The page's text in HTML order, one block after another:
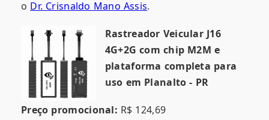
o Dr. Crisnaldo Mano Assis.
Rastreador Veicular J16
4G+2G com chip M2M e
plataforma completa para
uso em Planalto - PR
Preço promocional: R$ 124,69